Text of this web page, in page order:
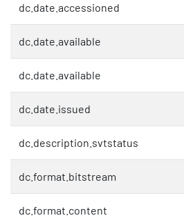
dc.date.accessioned
dc.date.available
dc.date.available
dc.date.issued
dc.description.svtstatus
dc.format.bitstream
dc.format.content